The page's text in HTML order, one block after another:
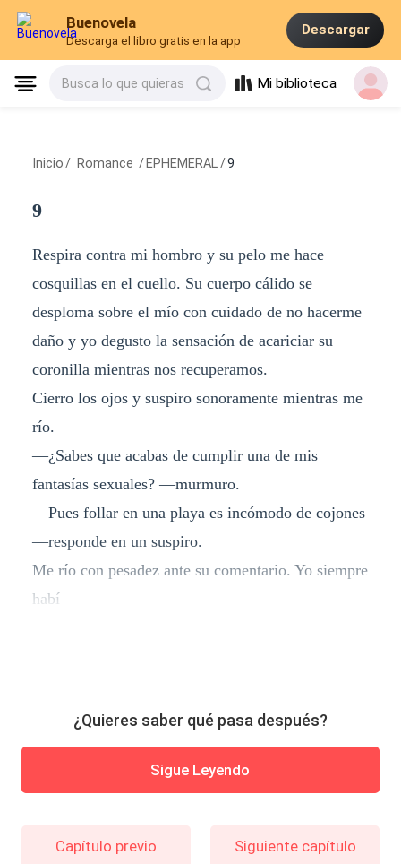
Buenovela
Descarga el libro gratis en la app
Descargar
Busca lo que quieras Mi biblioteca
Inicio / Romance / EPHEMERAL /9
9
Respira contra mi hombro y su pelo me hace
cosquillas en el cuello. Su cuerpo cálido se
desploma sobre el mío con cuidado de no hacerme
daño y yo degusto la sensación de acariciar su
coronilla mientras nos recuperamos.
Cierro los ojos y suspiro sonoramente mientras me
río.
—¿Sabes que acabas de cumplir una de mis
fantasías sexuales? —murmuro.
—Pues follar en una playa es incómodo de cojones
—responde en un suspiro.
Me río con pesadez ante su comentario. Yo siempre
habí
¿Quieres saber qué pasa después?
Sigue Leyendo
Capítulo previo Siguiente capítulo